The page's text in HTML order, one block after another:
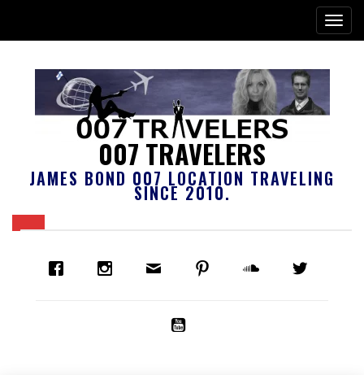
007 TRAVELERS
JAMES BOND 007 LOCATION TRAVELING
SINCE 2010.